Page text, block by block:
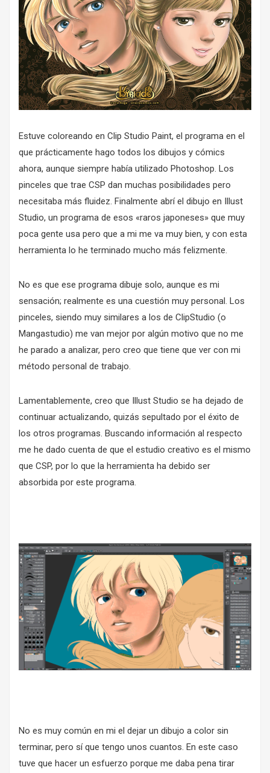
Estuve coloreando en Clip Studio Paint, el programa en el
que prácticamente hago todos los dibujos y cómics
ahora, aunque siempre había utilizado Photoshop. Los
pinceles que trae CSP dan muchas posibilidades pero
necesitaba más fluidez. Finalmente abrí el dibujo en Illust
Studio, un programa de esos «raros japoneses» que muy
poca gente usa pero que a mi me va muy bien, y con esta
herramienta lo he terminado mucho más felizmente.
No es que ese programa dibuje solo, aunque es mi
sensación; realmente es una cuestión muy personal. Los
pinceles, siendo muy similares a los de ClipStudio (o
Mangastudio) me van mejor por algún motivo que no me
he parado a analizar, pero creo que tiene que ver con mi
método personal de trabajo.
Lamentablemente, creo que Illust Studio se ha dejado de
continuar actualizando, quizás sepultado por el éxito de
los otros programas. Buscando información al respecto
me he dado cuenta de que el estudio creativo es el mismo
que CSP, por lo que la herramienta ha debido ser
absorbida por este programa.
No es muy común en mi el dejar un dibujo a color sin
terminar, pero sí que tengo unos cuantos. En este caso
tuve que hacer un esfuerzo porque me daba pena tirar